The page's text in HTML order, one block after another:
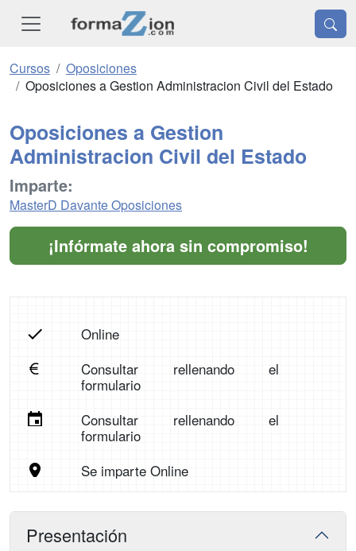
Cursos
Oposiciones
Oposiciones a Gestion Administracion Civil del Estado
Oposiciones a Gestion
Administracion Civil del Estado
Imparte:
MasterD Davante Oposiciones
¡Infórmate ahora sin compromiso!
Online
Consultar rellenando el
formulario
Consultar rellenando el
formulario
Se imparte Online
Presentación